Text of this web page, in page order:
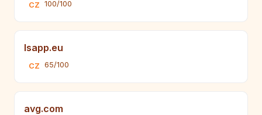
CZ 100/100
lsapp.eu
CZ 65/100
avg.com